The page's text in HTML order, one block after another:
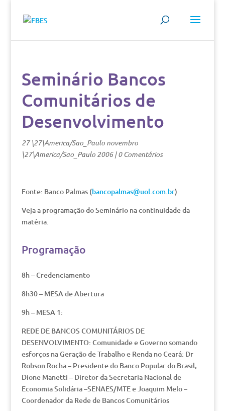
Seminário Bancos
Comunitários de
Desenvolvimento
27 \27\America/Sao_Paulo novembro
\27\America/Sao_Paulo 2006|0 Comentários
Fonte: Banco Palmas (bancopalmas@uol.com.br)
Veja a programação do Seminário na continuidade da
matéria.
Programação
8h – Credenciamento
8h30 – MESA de Abertura
9h – MESA 1:
REDE DE BANCOS COMUNITÁRIOS DE
DESENVOLVIMENTO: Comunidade e Governo somando
esforços na Geração de Trabalho e Renda no Ceará: Dr
Robson Rocha – Presidente do Banco Popular do Brasil,
Dione Manetti – Diretor da Secretaria Nacional de
Economia Solidária –SENAES/MTE e Joaquim Melo –
Coordenador da Rede de Bancos Comunitários